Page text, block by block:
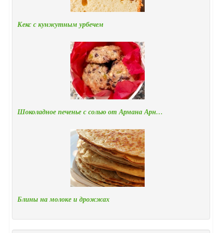
Кекс с кунжутным урбечем
Шоколадное печенье с солью от Армана Арн…
Блины на молоке и дрожжах